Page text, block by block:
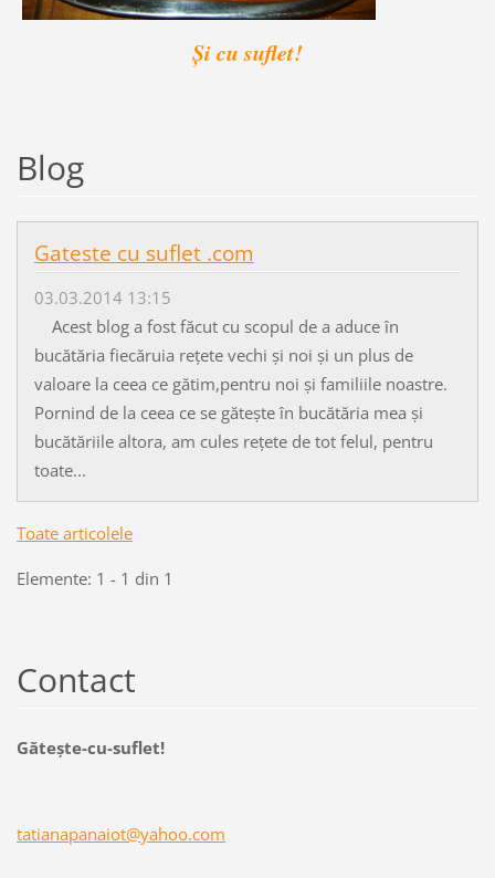
Și cu suflet!
Blog
Gateste cu suflet .com
03.03.2014 13:15
Acest blog a fost făcut cu scopul de a aduce în
bucătăria fiecăruia rețete vechi și noi și un plus de
valoare la ceea ce gătim,pentru noi și familiile noastre.
Pornind de la ceea ce se gătește în bucătăria mea și
bucătăriile altora, am cules rețete de tot felul, pentru
toate...
Toate articolele
Elemente: 1 - 1 din 1
Contact
Găteşte-cu-suflet!
tatianapanaiot@yahoo.com